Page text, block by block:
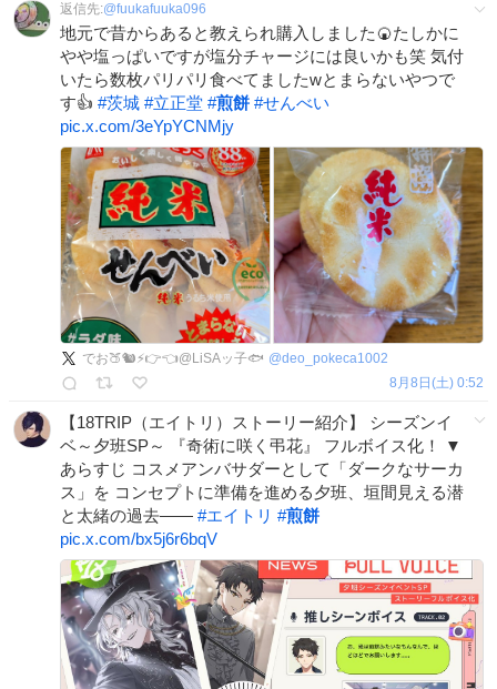
返信先:@fuukafuuka096
地元で昔からあると教えられ購入しました🍘たしかに
やや塩っぱいですが塩分チャージには良いかも笑 気付
いたら数枚パリパリ食べてましたwとまらないやつで
す👍 #茨城 #立正堂 #煎餅 #せんべい
pic.x.com/3eYpYCNMjy
でお🍑🐿️⚡️👉👈@LiSAッ子🐟 @deo_pokeca1002
8月8日(土) 0:52
【18TRIP（エイトリ）ストーリー紹介】 シーズンイ
ベ～夕班SP～ 『奇術に咲く弔花』 フルボイス化！ ▼
あらすじ コスメアンバサダーとして「ダークなサーカ
ス」を コンセプトに準備を進める夕班、垣間見える潜
と太緒の過去―― #エイトリ #煎餅
pic.x.com/bx5j6r6bqV